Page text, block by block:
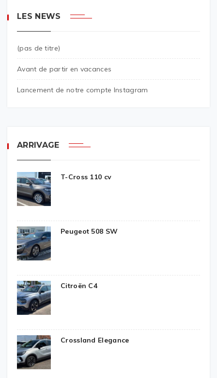
LES NEWS
(pas de titre)
Avant de partir en vacances
Lancement de notre compte Instagram
ARRIVAGE
T-Cross 110 cv
Peugeot 508 SW
Citroën C4
Crossland Elegance